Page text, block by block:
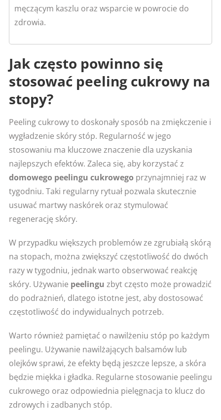
męczącym kaszlu oraz wsparcie w powrocie do
zdrowia.
Jak często powinno się
stosować peeling cukrowy na
stopy?
Peeling cukrowy to doskonały sposób na zmiękczenie i
wygładzenie skóry stóp. Regularność w jego
stosowaniu ma kluczowe znaczenie dla uzyskania
najlepszych efektów. Zaleca się, aby korzystać z
domowego peelingu cukrowego przynajmniej raz w
tygodniu. Taki regularny rytuał pozwala skutecznie
usuwać martwy naskórek oraz stymulować
regenerację skóry.
W przypadku większych problemów ze zgrubiałą skórą
na stopach, można zwiększyć częstotliwość do dwóch
razy w tygodniu, jednak warto obserwować reakcję
skóry. Używanie peelingu zbyt często może prowadzić
do podrażnień, dlatego istotne jest, aby dostosować
częstotliwość do indywidualnych potrzeb.
Warto również pamiętać o nawilżeniu stóp po każdym
peelingu. Używanie nawilżających balsamów lub
olejków sprawi, że efekty będą jeszcze lepsze, a skóra
będzie miękka i gładka. Regularne stosowanie peelingu
cukrowego oraz odpowiednia pielęgnacja to klucz do
zdrowych i zadbanych stóp.